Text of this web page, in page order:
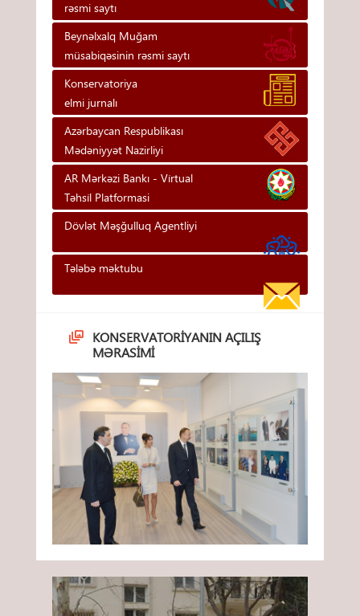
rəsmi saytı
Beynəlxalq Muğam
müsabiqəsinin rəsmi saytı
Konservatoriya
elmi jurnalı
Azərbaycan Respublikası
Mədəniyyət Nazirliyi
AR Mərkəzi Bankı - Vi̇rtual
Təhsi̇l Platformasi
Dövlət Məşğulluq Agentliyi
Tələbə məktubu
KONSERVATORIYANIN AÇILIŞ
MƏRASIMI